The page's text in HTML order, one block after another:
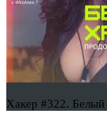
Хакер #322. Белый